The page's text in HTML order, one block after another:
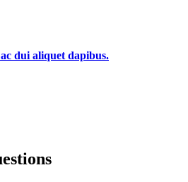
dui aliquet dapibus.